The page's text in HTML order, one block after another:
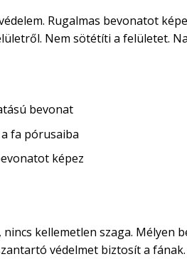
Rugalmas bevonatot
Nem sötétíti a felületet.
bevonat
fa pórusaiba
képez
nincs kellemetlen szaga. Mélyen
védelmet biztosít a